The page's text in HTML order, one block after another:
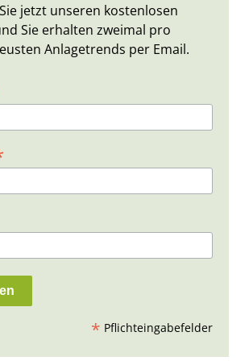
jetzt unseren kostenlosen
Sie erhalten zweimal pro
Anlagetrends per Email.
* Pflichteingabefelder